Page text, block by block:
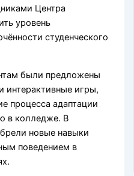
Центра
уровень
студенческого
были предложены
интерактивные игры,
процесса адаптации
в колледже. В
новые навыки
поведением в